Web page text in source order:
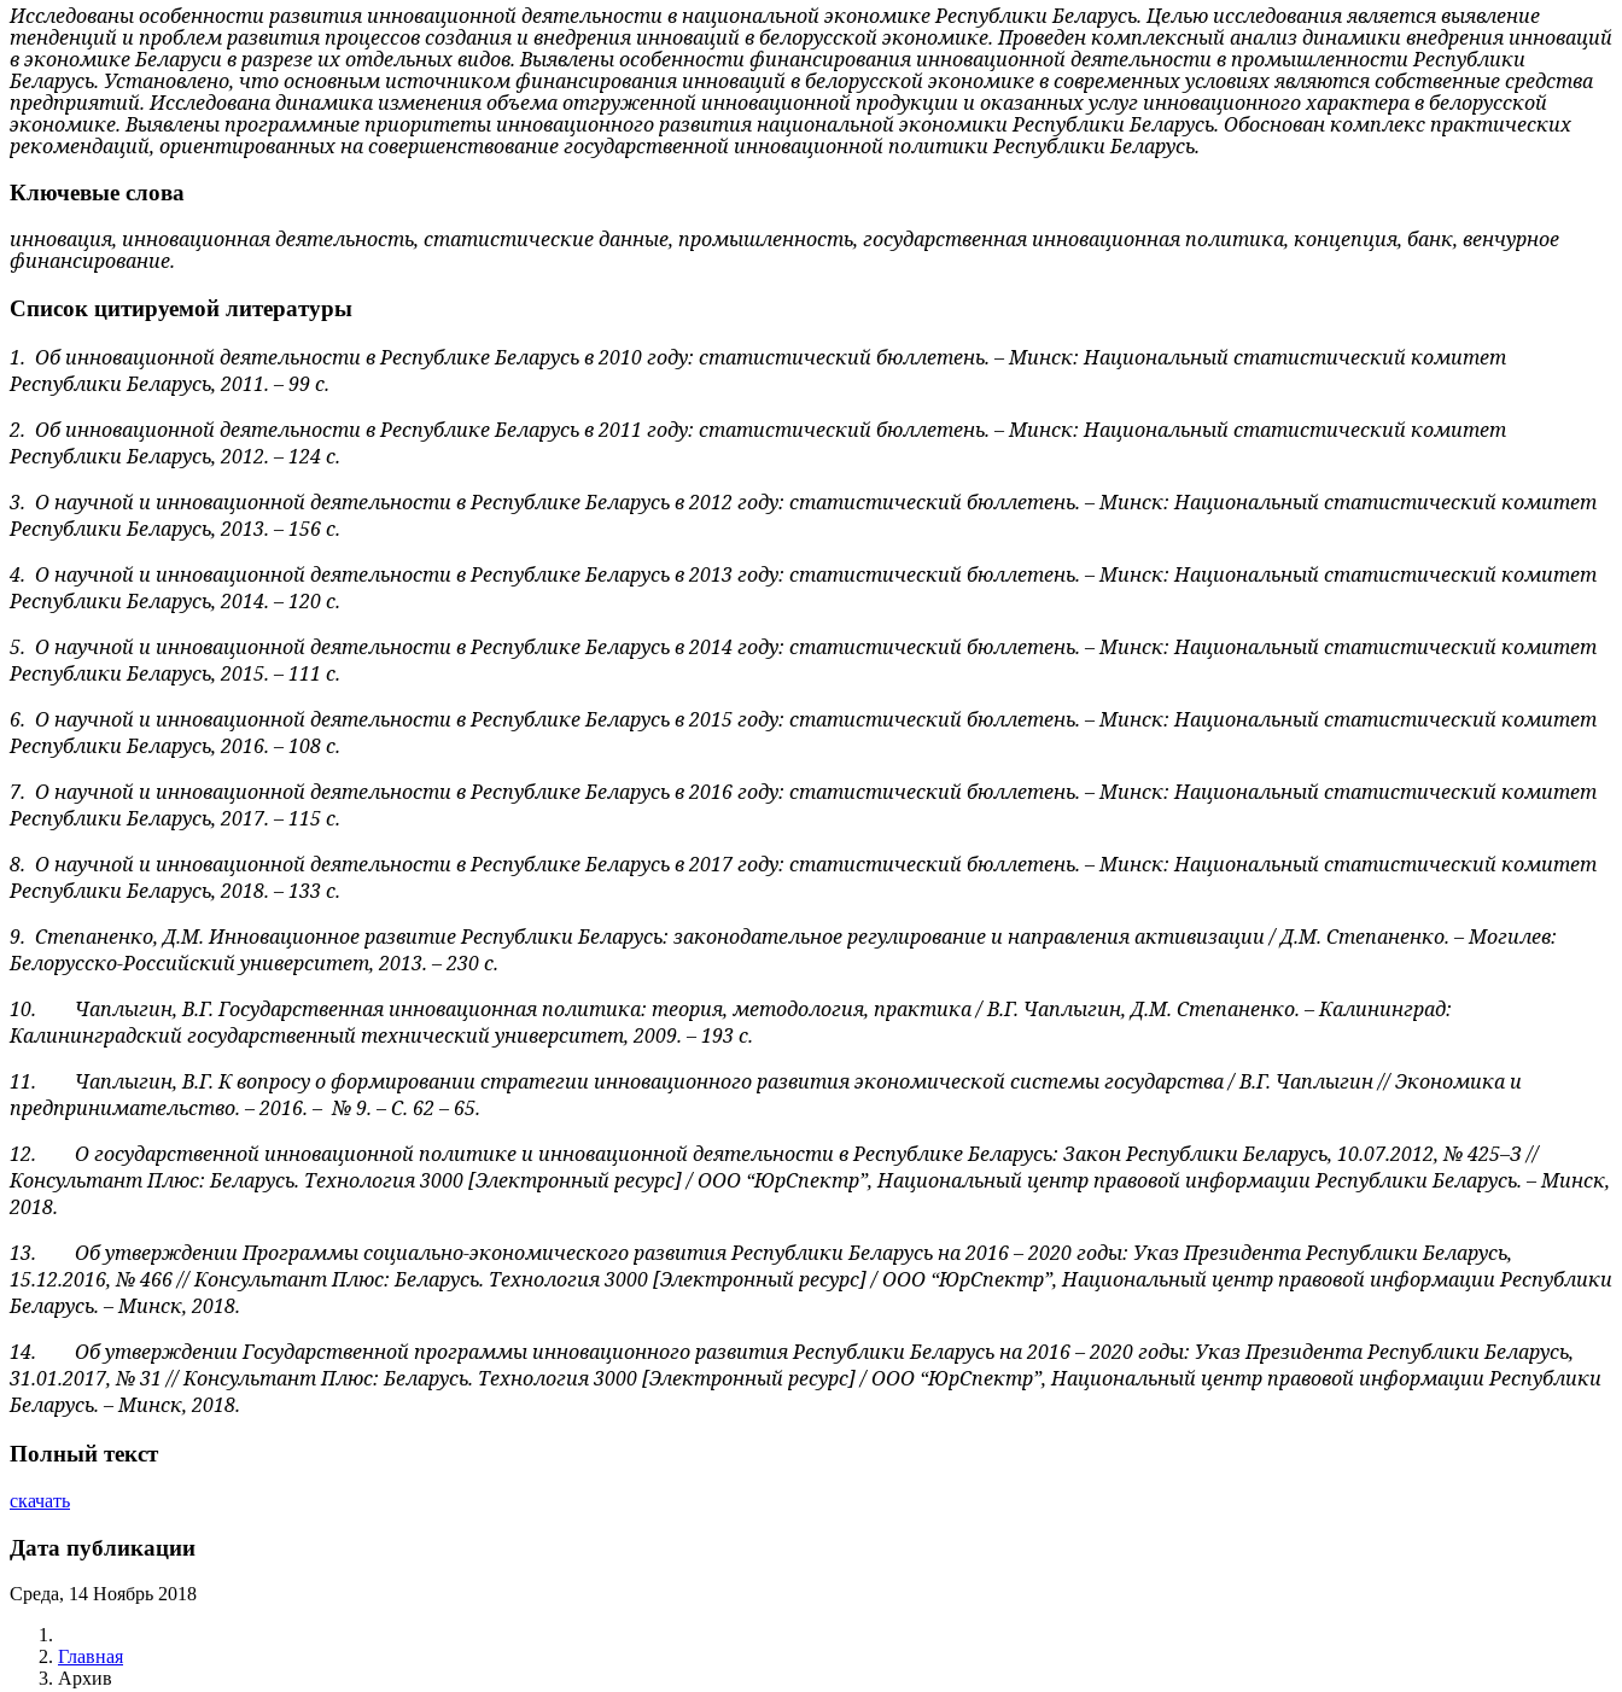
Исследованы особенности развития инновационной деятельности в национальной экономике Республики Беларусь. Целью исследования является выявление
тенденций и проблем развития процессов создания и внедрения инноваций в белорусской экономике. Проведен комплексный анализ динамики внедрения инноваций
в экономике Беларуси в разрезе их отдельных видов. Выявлены особенности финансирования инновационной деятельности в промышленности Республики
Беларусь. Установлено, что основным источ­ником финансирования инноваций в белорусской экономике в современных условиях являются собственные средства
предприятий. Исследована динамика изменения объема отгруженной инновационной продукции и оказанных услуг инновационного характера в белорусской
экономике. Выявлены программные приоритеты инновационного развития национальной экономики Республики Беларусь. Обоснован комплекс практических
рекомендаций, ориентированных на совершенствование государственной инновационной политики Республики Беларусь.
Ключевые слова
инновация, инновационная деятельность, статистические данные, промышленность, государственная инновационная политика, концепция, банк, венчурное
финансирование.
Список цитируемой литературы
1. Об инновационной деятельности в Республике Беларусь в 2010 году: статистический бюллетень. – Минск: Национальный статистический комитет
Республики Беларусь, 2011. – 99 c.
2. Об инновационной деятельности в Республике Беларусь в 2011 году: статистический бюллетень. – Минск: Национальный статистический комитет
Республики Беларусь, 2012. – 124 c.
3. О научной и инновационной деятельности в Республике Беларусь в 2012 году: статистический бюллетень. – Минск: Национальный статистический комитет
Республики Беларусь, 2013. – 156 с.
4. О научной и инновационной деятельности в Республике Беларусь в 2013 году: статистический бюллетень. – Минск: Национальный статистический комитет
Республики Беларусь, 2014. – 120 с.
5. О научной и инновационной деятельности в Республике Беларусь в 2014 году: статистический бюллетень. – Минск: Национальный статистический комитет
Республики Беларусь, 2015. – 111 с.
6. О научной и инновационной деятельности в Республике Беларусь в 2015 году: статистический бюллетень. – Минск: Национальный статистический комитет
Республики Беларусь, 2016. – 108 с.
7. О научной и инновационной деятельности в Республике Беларусь в 2016 году: статистический бюллетень. – Минск: Национальный статистический комитет
Республики Беларусь, 2017. – 115 с.
8. О научной и инновационной деятельности в Республике Беларусь в 2017 году: статистический бюллетень. – Минск: Национальный статистический комитет
Республики Беларусь, 2018. – 133 с.
9. Степаненко, Д.М. Инновационное развитие Республики Беларусь: законодательное регулирование и направления активизации / Д.М. Степаненко. – Могилев:
Белорусско-Российский университет, 2013. – 230 с.
10.
Чаплыгин, В.Г. Государственная инновационная политика: теория, методология, практика / В.Г. Чаплыгин, Д.М. Степаненко. – Калининград:
Калининградский государственный технический университет, 2009. – 193 с.
11.
Чаплыгин, В.Г. К вопросу о формировании стратегии инновационного развития экономической системы государства / В.Г. Чаплыгин // Экономика и
предпринимательство. – 2016. – № 9. –C. 62 – 65.
12.
О государственной инновационной политике и инновационной деятельности в Республике Беларусь: Закон Республики Беларусь, 10.07.2012, № 425–З //
Консультант Плюс: Беларусь. Технология 3000 [Электронный ресурс] / ООО “ЮрСпектр”, Национальный центр правовой информации Республики Беларусь. – Минск,
2018.
13.
Об утверждении Программы социально-экономического развития Республики Беларусь на 2016 – 2020 годы: Указ Президента Республики Беларусь,
15.12.2016, № 466 // Консультант Плюс: Беларусь. Технология 3000 [Электронный ресурс] / ООО “ЮрСпектр”, Национальный центр правовой информации Республики
Беларусь. – Минск, 2018.
14.
Об утверждении Государственной программы инновационного развития Республики Беларусь на 2016 – 2020 годы: Указ Президента Республики Беларусь,
31.01.2017, № 31 // Консультант Плюс: Беларусь. Технология 3000 [Электронный ресурс] / ООО “ЮрСпектр”, Национальный центр правовой информации Республики
Беларусь. – Минск, 2018.
Полный текст
скачать
Дата публикации
Среда, 14 Ноябрь 2018
Главная
Архив